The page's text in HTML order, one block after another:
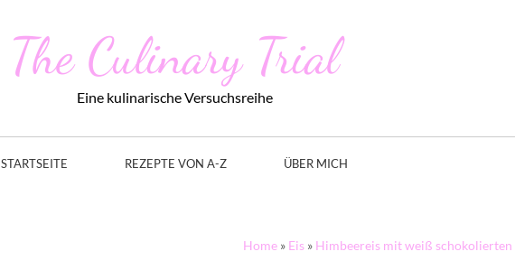
The Culinary Trial
Eine kulinarische Versuchsreihe
STARTSEITE REZEPTE VON A-Z ÜBER MICH
Home » Eis » Himbeereis mit weiß schokolierten